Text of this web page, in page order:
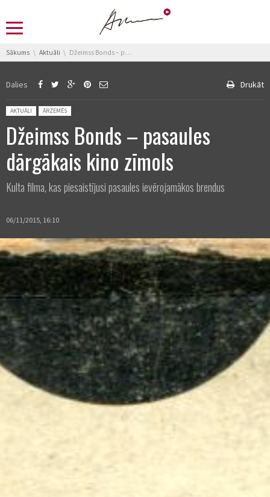
You are here:
Sākums Aktuāli Džeimss Bonds – pasaules dārgākais kino zīmols
Dalies Drukāt
Posted in:
AKTUĀLI ĀRZEMĒS
Džeimss Bonds – pasaules
dārgākais kino zīmols
Kulta filma, kas piesaistījusi pasaules ievērojamākos brendus
06/11/2015, 16:10